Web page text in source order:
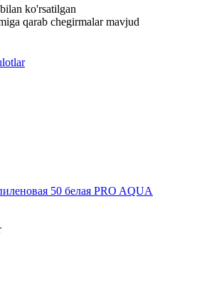
ko'rsatilgan
qarab chegirmalar mavjud
50 белая PRO AQUA